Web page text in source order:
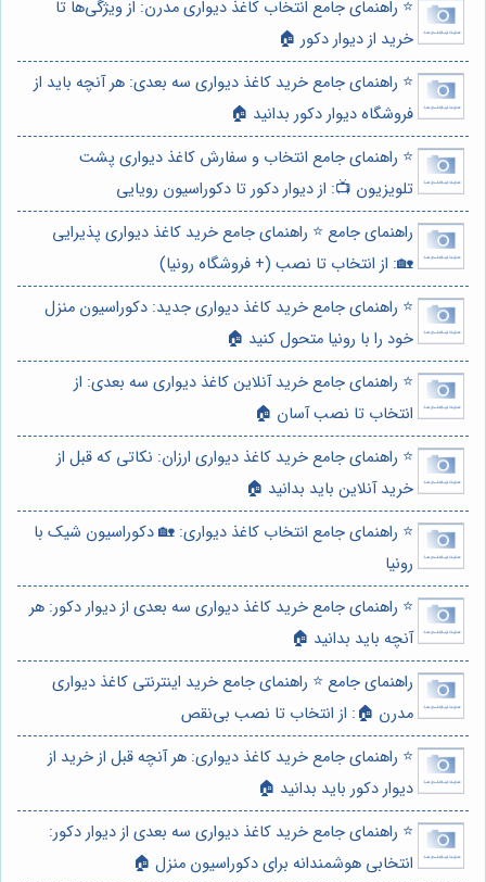
⭐️ راهنمای جامع انتخاب کاغذ دیواری مدرن: از ویژگی‌ها تا
خرید از دیوار دکور 🏠
⭐️ راهنمای جامع خرید کاغذ دیواری سه بعدی: هر آنچه باید از
فروشگاه دیوار دکور بدانید 🏠
⭐️ راهنمای جامع انتخاب و سفارش کاغذ دیواری پشت
تلویزیون 📺: از دیوار دکور تا دکوراسیون رویایی
راهنمای جامع ⭐️ راهنمای جامع خرید کاغذ دیواری پذیرایی
🏡: از انتخاب تا نصب (+ فروشگاه رونیا)
⭐️ راهنمای جامع خرید کاغذ دیواری جدید: دکوراسیون منزل
خود را با رونیا متحول کنید 🏠
⭐️ راهنمای جامع خرید آنلاین کاغذ دیواری سه بعدی: از
انتخاب تا نصب آسان 🏠
⭐️ راهنمای جامع خرید کاغذ دیواری ارزان: نکاتی که قبل از
خرید آنلاین باید بدانید 🏠
⭐️ راهنمای جامع انتخاب کاغذ دیواری: 🏡 دکوراسیون شیک با
رونیا
⭐️ راهنمای جامع خرید کاغذ دیواری سه بعدی از دیوار دکور: هر
آنچه باید بدانید 🏠
راهنمای جامع ⭐️ راهنمای جامع خرید اینترنتی کاغذ دیواری
مدرن 🏠: از انتخاب تا نصب بی‌نقص
⭐️ راهنمای جامع خرید کاغذ دیواری: هر آنچه قبل از خرید از
دیوار دکور باید بدانید 🏠
⭐️ راهنمای جامع خرید کاغذ دیواری سه بعدی از دیوار دکور:
انتخابی هوشمندانه برای دکوراسیون منزل 🏠